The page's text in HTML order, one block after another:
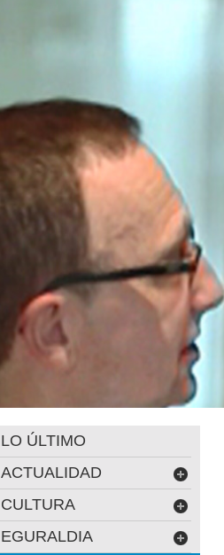
LO ÚLTIMO
ACTUALIDAD
CULTURA
EGURALDIA